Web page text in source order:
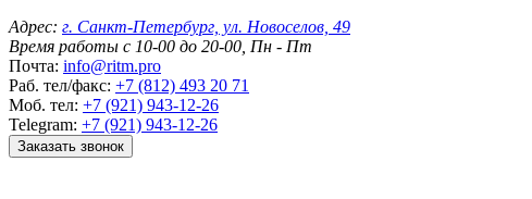
Адрес: г. Санкт-Петербург, ул. Новоселов, 49
Время работы с 10-00 до 20-00, Пн - Пт
Почта: info@ritm.pro
Раб. тел/факс: +7 (812) 493 20 71
Моб. тел: +7 (921) 943-12-26
Telegram: +7 (921) 943-12-26
Заказать звонок